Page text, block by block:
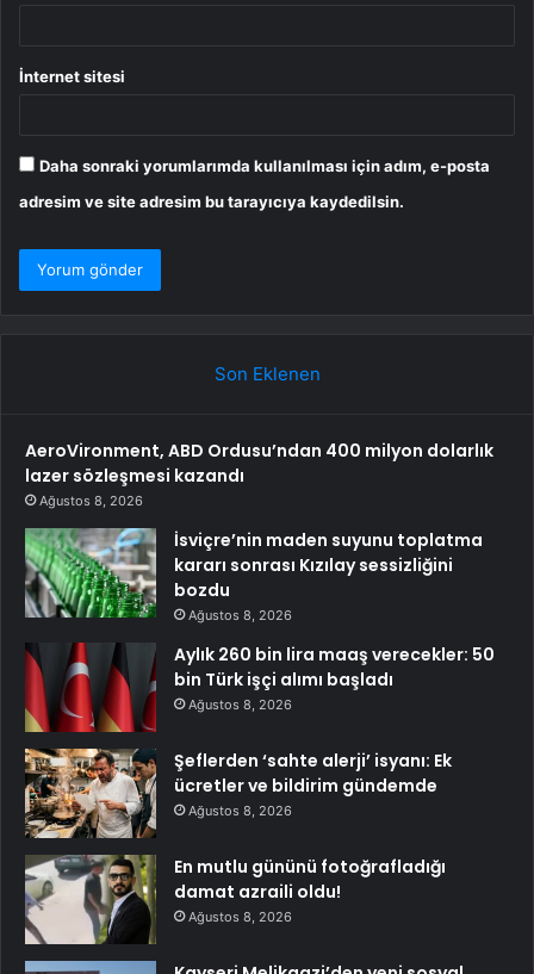
İnternet sitesi
Daha sonraki yorumlarımda kullanılması için adım, e-posta
adresim ve site adresim bu tarayıcıya kaydedilsin.
Son Eklenen
AeroVironment, ABD Ordusu’ndan 400 milyon dolarlık
lazer sözleşmesi kazandı
Ağustos 8, 2026
İsviçre’nin maden suyunu toplatma
kararı sonrası Kızılay sessizliğini
bozdu
Ağustos 8, 2026
Aylık 260 bin lira maaş verecekler: 50
bin Türk işçi alımı başladı
Ağustos 8, 2026
Şeflerden ‘sahte alerji’ isyanı: Ek
ücretler ve bildirim gündemde
Ağustos 8, 2026
En mutlu gününü fotoğrafladığı
damat azraili oldu!
Ağustos 8, 2026